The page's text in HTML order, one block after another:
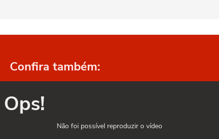
Confira também:
Ops!
Não foi possível reproduzir o vídeo